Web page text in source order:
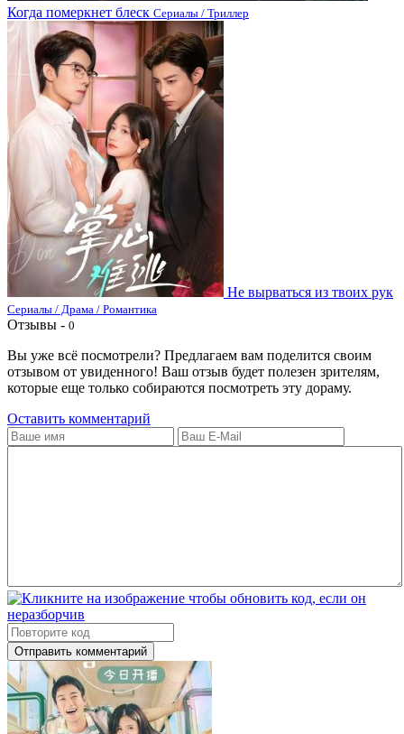
Когда померкнет блеск Сериалы / Триллер
Не вырваться из твоих рук
Сериалы / Драма / Романтика
Отзывы - 0
Вы уже всё посмотрели? Предлагаем вам поделится своим
отзывом от увиденного! Ваш отзыв будет полезен зрителям,
которые еще только собираются посмотреть эту дораму.
Оставить комментарий
Отправить комментарий